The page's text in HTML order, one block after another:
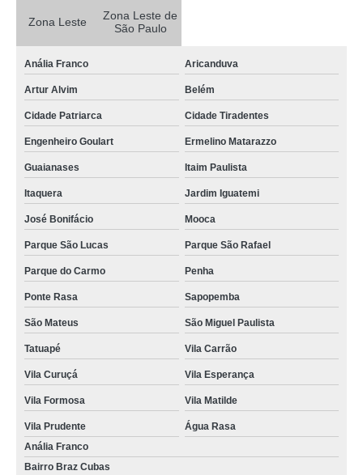
concreto usinado para piso Itaim Paulista
concreto usinado para piso Biritiba Mirim
concreto usinado para contrapiso Vila Gustavo
quanto custa concretos usinados Vila Esperança
quanto custa concreto usinado para estacionamento Biritiba Mirim
concretos usinados laje Artur Alvim
concretos usinados para piscina Engenheiro Goulart
quanto custa concreto usinado para laje forro Freguesia do Ó
concreto usinado para contrapiso preço Tatuapé
concretos usinados José Bonifácio
concretos usinados para alicerce Jaçanã
concreto usinado leve preço Serra da Cantareira
onde comprar concreto usinado para contrapiso Belém
concretos usinados laje Cidade Patriarca
Zona Leste
Zona Leste de
São Paulo
Anália Franco Aricanduva
Artur Alvim Belém
Cidade Patriarca Cidade Tiradentes
Engenheiro Goulart Ermelino Matarazzo
Guaianases Itaim Paulista
Itaquera Jardim Iguatemi
José Bonifácio Mooca
Parque São Lucas Parque São Rafael
Parque do Carmo Penha
Ponte Rasa Sapopemba
São Mateus São Miguel Paulista
Tatuapé Vila Carrão
Vila Curuçá Vila Esperança
Vila Formosa Vila Matilde
Vila Prudente
Água Rasa
Anália Franco
Bairro Braz Cubas